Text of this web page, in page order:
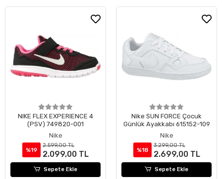
NIKE FLEX EXPERIENCE 4
(PSV) 749820-001
Nike
%19
2.599,00 TL
2.099,00 TL
Sepete Ekle
Nike SUN FORCE Çocuk
Günlük Ayakkabı 615152-109
Nike
%18
3.299,00 TL
2.699,00 TL
Sepete Ekle